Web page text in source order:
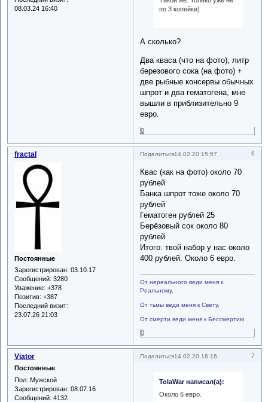
08.03.24 16:40
по 3 копейки)
А сколько?
Два кваса (что на фото), литр
березового сока (на фото) +
две рыбные консервы обычных
шпрот и два гематогена, мне
вышли в приблизительно 9
евро.
0
Поделиться 6
14.02.20 15:57
fractal
Постоянные
Зарегистрирован: 03.10.17
Сообщений: 3280
Уважение: +378
Позитив: +387
Последний визит:
23.07.26 21:03
Квас (как на фото) около 70
рублей
Банка шпрот тоже около 70
рублей
Гематоген рублей 25
Берёзовый сок около 80
рублей
Итого: твой набор у нас около
400 рублей. Около 6 евро.
От нереального веди меня к
Реальному,
От тьмы веди меня к Свету,
От смерти веди меня к Бессмертию
0
Поделиться 7
14.02.20 16:16
Viator
Постоянные
Пол: Мужской
Зарегистрирован: 08.07.16
Сообщений: 4132
TolaWar написал(а):
Около 6 евро.